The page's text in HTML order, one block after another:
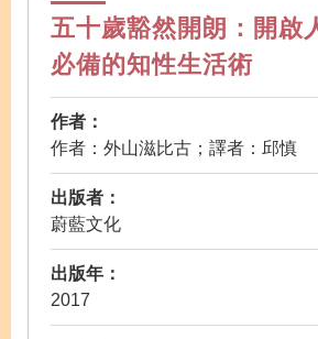
五十歲豁然開朗：開啟
必備的知性生活術
作者：
作者：外山滋比古；譯者：邱慎
出版者：
蔚藍文化
出版年：
2017